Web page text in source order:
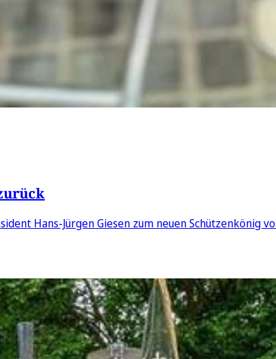
Hans-Jürgen Giesen zum neuen Schützenkönig